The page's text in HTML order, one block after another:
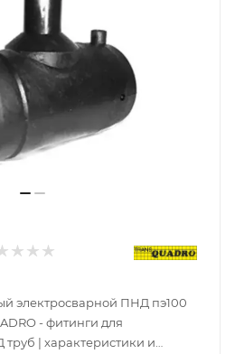
электросварной ПНД пэ100
| характеристики и